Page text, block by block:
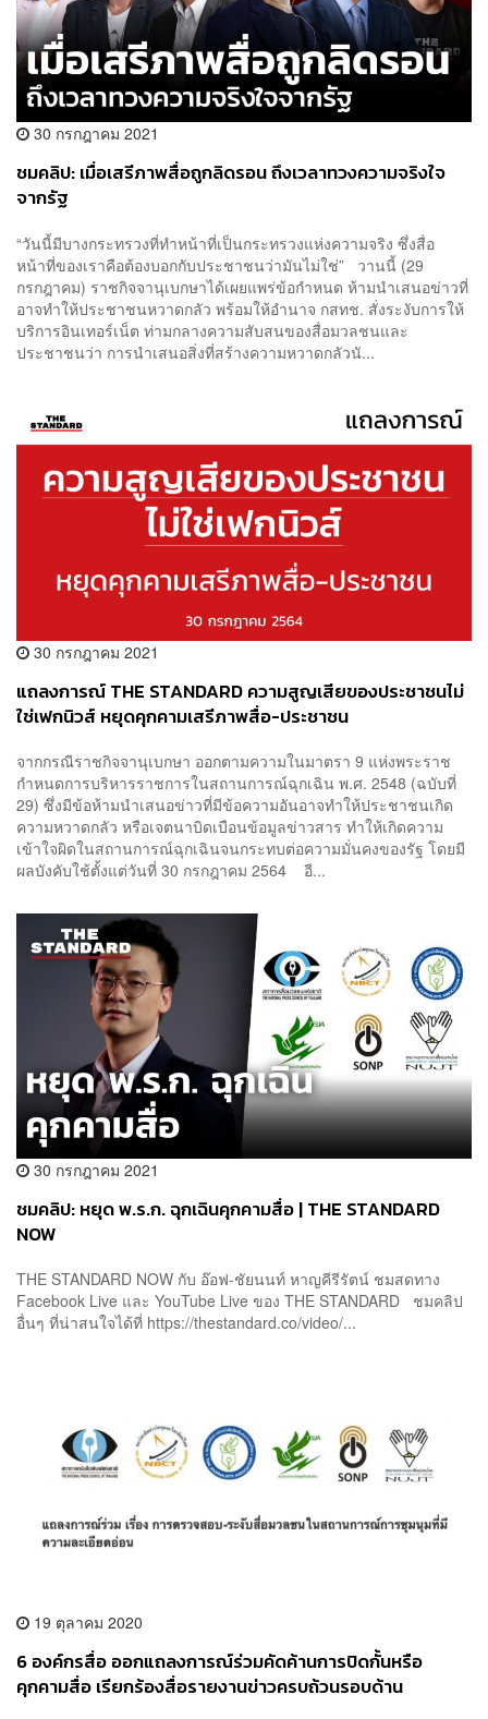
30 กรกฎาคม 2021
ชมคลิป: เมื่อเสรีภาพสื่อถูกลิดรอน ถึงเวลาทวงความจริงใจ
จากรัฐ
“วันนี้มีบางกระทรวงที่ทำหน้าที่เป็นกระทรวงแห่งความจริง ซึ่งสื่อ
หน้าที่ของเราคือต้องบอกกับประชาชนว่ามันไม่ใช่” วานนี้ (29
กรกฎาคม) ราชกิจจานุเบกษาได้เผยแพร่ข้อกำหนด ห้ามนำเสนอข่าวที่
อาจทำให้ประชาชนหวาดกลัว พร้อมให้อำนาจ กสทช. สั่งระงับการให้
บริการอินเทอร์เน็ต ท่ามกลางความสับสนของสื่อมวลชนและ
ประชาชนว่า การนำเสนอสิ่งที่สร้างความหวาดกลัวนั...
30 กรกฎาคม 2021
แถลงการณ์ THE STANDARD ความสูญเสียของประชาชนไม่
ใช่เฟกนิวส์ หยุดคุกคามเสรีภาพสื่อ-ประชาชน
จากกรณีราชกิจจานุเบกษา ออกตามความในมาตรา 9 แห่งพระราช
กำหนดการบริหารราชการในสถานการณ์ฉุกเฉิน พ.ศ. 2548 (ฉบับที่
29) ซึ่งมีข้อห้ามนำเสนอข่าวที่มีข้อความอันอาจทำให้ประชาชนเกิด
ความหวาดกลัว หรือเจตนาบิดเบือนข้อมูลข่าวสาร ทำให้เกิดความ
เข้าใจผิดในสถานการณ์ฉุกเฉินจนกระทบต่อความมั่นคงของรัฐ โดยมี
ผลบังคับใช้ตั้งแต่วันที่ 30 กรกฎาคม 2564 อี...
30 กรกฎาคม 2021
ชมคลิป: หยุด พ.ร.ก. ฉุกเฉินคุกคามสื่อ | THE STANDARD
NOW
THE STANDARD NOW กับ อ๊อฟ-ชัยนนท์ หาญคีรีรัตน์ ชมสดทาง
Facebook Live และ YouTube Live ของ THE STANDARD ชมคลิป
อื่นๆ ที่น่าสนใจได้ที่ https://thestandard.co/video/...
19 ตุลาคม 2020
6 องค์กรสื่อ ออกแถลงการณ์ร่วมคัดค้านการปิดกั้นหรือ
คุกคามสื่อ เรียกร้องสื่อรายงานข่าวครบถ้วนรอบด้าน